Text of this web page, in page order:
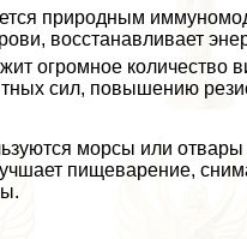
природным
восстанавливает
огромное количество
сил, повышению
морсы или
пищеварение,